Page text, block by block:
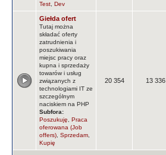
Test Dev
Giełda ofert
Tutaj można
składać oferty
zatrudnienia i
poszukiwania
miejsc pracy oraz
kupna i sprzedaży
towarów i usług
związanych z
technologiami IT ze
szczególnym
naciskiem na PHP
Subfora:
Poszukuję
Praca
oferowana (Job
offers) Sprzedam
Kupię
20 354 13 336